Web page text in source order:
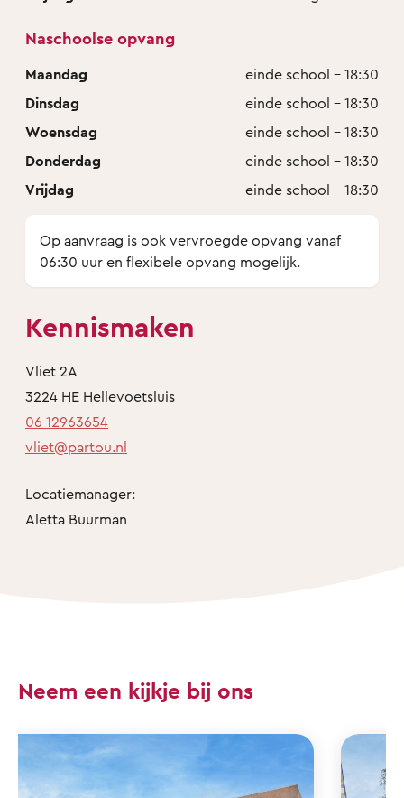
Naschoolse opvang
Maandag
einde school - 18:30
Dinsdag
einde school - 18:30
Woensdag
einde school - 18:30
Donderdag
einde school - 18:30
Vrijdag
einde school - 18:30
Op aanvraag is ook vervroegde opvang vanaf
06:30 uur en flexibele opvang mogelijk.
Kennismaken
Vliet 2A
3224 HE Hellevoetsluis
06 12963654
vliet@partou.nl
Locatiemanager:
Aletta Buurman
Neem een kijkje bij ons